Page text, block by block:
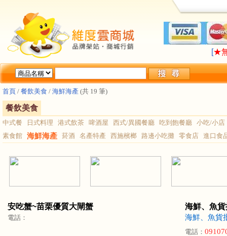
[★
首頁 / 餐飲美食 / 海鮮海產 (共 19 筆)
餐飲美食
中式餐 日式料理 港式飲茶 啤酒屋 西式/異國餐廳 吃到飽餐廳 小吃/小店
素食館 海鮮海產 菸酒 名產特產 西施檳榔 路邊小吃攤 零食店 進口食
安吃蟹~苗栗優質大閘蟹
電話：
海鮮、魚
海鮮、魚貨
電話：